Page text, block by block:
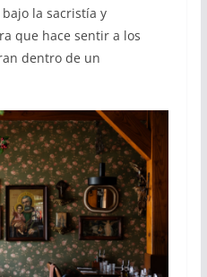
la sacristía y
que hace sentir a los
dentro de un